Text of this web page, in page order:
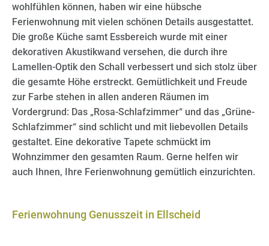
wohlfühlen können, haben wir eine hübsche
Ferienwohnung mit vielen schönen Details ausgestattet.
Die große Küche samt Essbereich wurde mit einer
dekorativen Akustikwand versehen, die durch ihre
Lamellen-Optik den Schall verbessert und sich stolz über
die gesamte Höhe erstreckt. Gemütlichkeit und Freude
zur Farbe stehen in allen anderen Räumen im
Vordergrund: Das „Rosa-Schlafzimmer“ und das „Grüne-
Schlafzimmer“ sind schlicht und mit liebevollen Details
gestaltet. Eine dekorative Tapete schmückt im
Wohnzimmer den gesamten Raum. Gerne helfen wir
auch Ihnen, Ihre Ferienwohnung gemütlich einzurichten.
Ferienwohnung Genusszeit in Ellscheid